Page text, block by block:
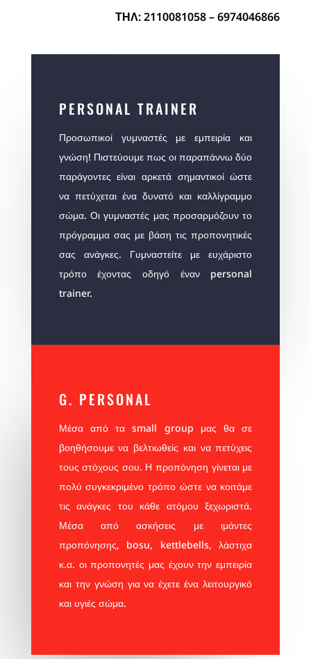
ΤΗΛ: 2110081058 – 6974046866
PERSONAL TRAINER
Προσωπικοί γυμναστές με εμπειρία και
γνώση! Πιστεύουμε πως οι παραπάννω δύο
παράγοντες είναι αρκετά σημαντικοί ώστε
να πετύχεται ένα δυνατό και καλλίγραμμο
σώμα. Οι γυμναστές μας προσαρμόζουν το
πρόγραμμα σας με βάση τις προπονητικές
σας ανάγκες. Γυμναστείτε με ευχάριστο
τρόπο έχοντας οδηγό έναν personal
trainer.
G. PERSONAL
Μέσα από τα small group μας θα σε
βοηθήσουμε να βελτιωθείς και να πετύχεις
τους στόχους σου. Η προπόνηση γίνεται με
πολύ συγκεκριμένο τρόπο ώστε να κοιτάμε
τις ανάγκες του κάθε ατόμου ξεχωριστά.
Μέσα από ασκήσεις με ιμάντες
προπόνησης, bosu, kettlebells, λάστιχα
κ.α. οι προπονητές μας έχουν την εμπειρία
και την γνώση για να έχετε ένα λειτουργικό
και υγιές σώμα.